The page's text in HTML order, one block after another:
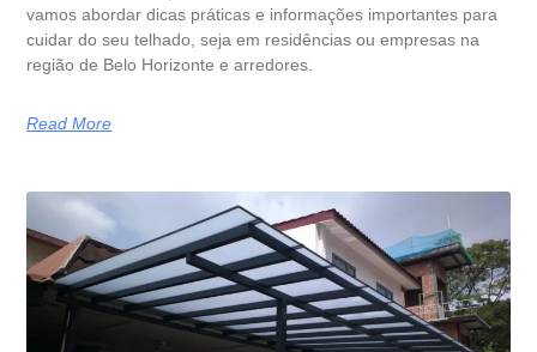
vamos abordar dicas práticas e informações importantes para
cuidar do seu telhado, seja em residências ou empresas na
região de Belo Horizonte e arredores.
Read More